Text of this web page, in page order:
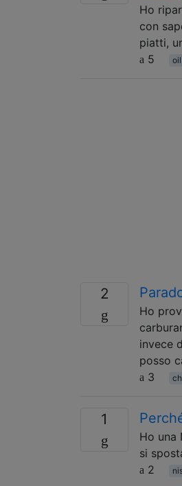
Ho
con
piatti,
5
oil
2
Ho
invece
posso
3
1
Ho una
si
2